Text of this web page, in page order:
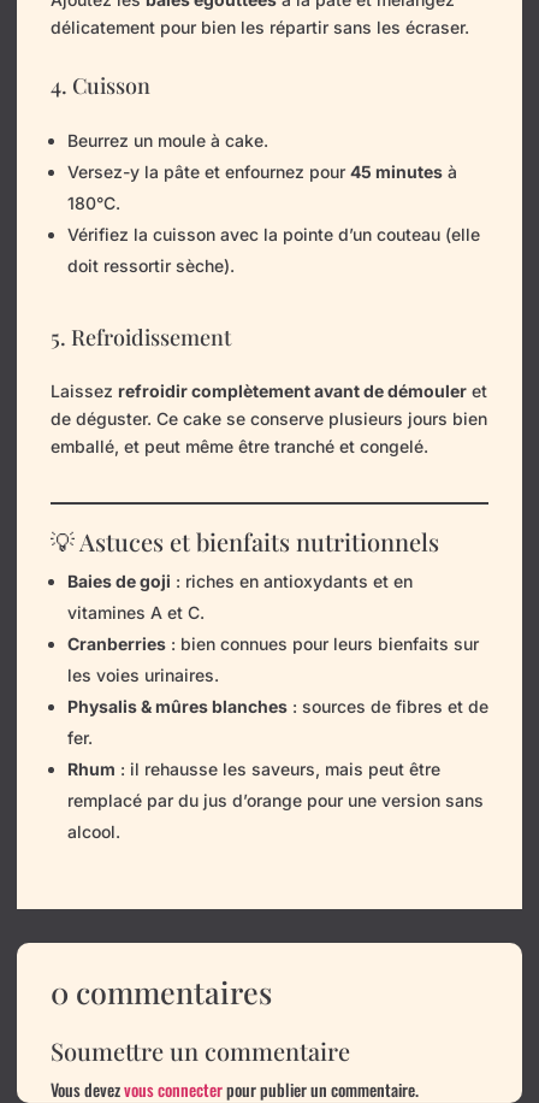
délicatement pour bien les répartir sans les écraser.
4. Cuisson
Beurrez un moule à cake.
Versez-y la pâte et enfournez pour 45 minutes à
180°C.
Vérifiez la cuisson avec la pointe d’un couteau (elle
doit ressortir sèche).
5. Refroidissement
Laissez refroidir complètement avant de démouler et
de déguster. Ce cake se conserve plusieurs jours bien
emballé, et peut même être tranché et congelé.
💡 Astuces et bienfaits nutritionnels
Baies de goji : riches en antioxydants et en
vitamines A et C.
Cranberries : bien connues pour leurs bienfaits sur
les voies urinaires.
Physalis & mûres blanches : sources de fibres et de
fer.
Rhum : il rehausse les saveurs, mais peut être
remplacé par du jus d’orange pour une version sans
alcool.
0 commentaires
Soumettre un commentaire
Vous devezvous connecterpour publier un commentaire.